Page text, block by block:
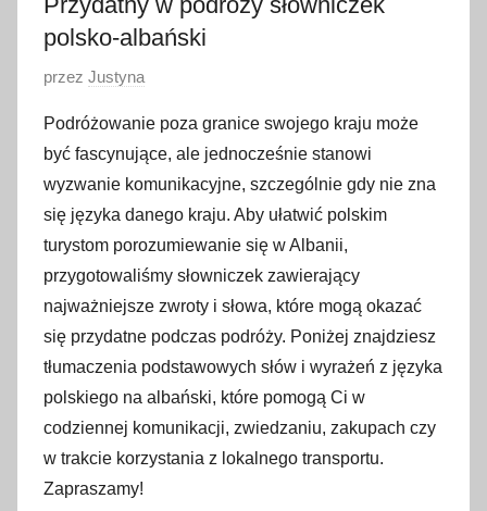
polsko-albański
O
u
b
l
i
k
o
w
a
n
w
przez Justyna
Podróżowanie poza granice swojego kraju może
być fascynujące, ale jednocześnie stanowi
wyzwanie komunikacyjne, szczególnie gdy nie zna
się języka danego kraju. Aby ułatwić polskim
turystom porozumiewanie się w Albanii,
przygotowaliśmy słowniczek zawierający
najważniejsze zwroty i słowa, które mogą okazać
się przydatne podczas podróży. Poniżej znajdziesz
tłumaczenia podstawowych słów i wyrażeń z języka
polskiego na albański, które pomogą Ci w
codziennej komunikacji, zwiedzaniu, zakupach czy
w trakcie korzystania z lokalnego transportu.
Zapraszamy!